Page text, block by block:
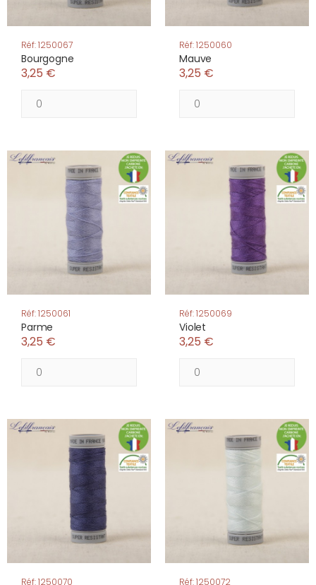
Réf: 1250067
Bourgogne
3,25 €
Réf: 1250060
Mauve
3,25 €
Réf: 1250061
Parme
3,25 €
Réf: 1250069
Violet
3,25 €
Réf: 1250070 Réf: 1250072